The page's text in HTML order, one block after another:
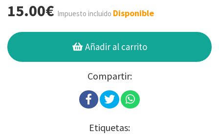
15.00€ Impuesto incluido Disponible
Añadir al carrito
Compartir:
Etiquetas: